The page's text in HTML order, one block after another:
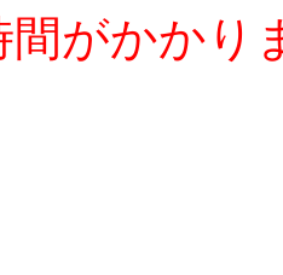
間がかかり